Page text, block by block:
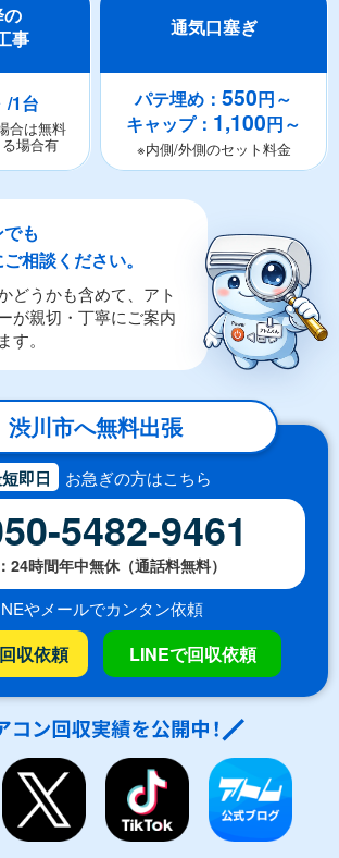
事
/1台
合は無料
場合有
通気口塞ぎ
パテ埋め：550円～
キャップ： 1,100円～
※内側/外側のセット料金
も
相談ください。
どうかも含めて、アト
が親切・丁寧にご案内
す。
渋川市へ無料出張
即日 お急ぎの方はこちら
5482-9461
24時間年中無休（通話料無料）
やメールでカンタン依頼
収依頼 LINEで回収依頼